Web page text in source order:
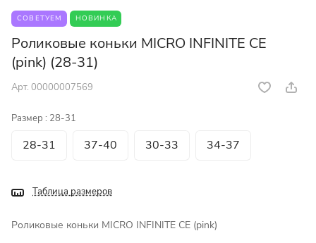
СОВЕТУЕМ НОВИНКА
Роликовые коньки MICRO INFINITE CE
(pink) (28-31)
Арт. 00000007569
Размер : 28-31
28-31 37-40 30-33 34-37
Таблица размеров
Роликовые коньки MICRO INFINITE CE (pink)